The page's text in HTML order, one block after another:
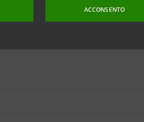
ACCONSENTO